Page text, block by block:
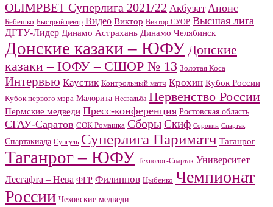
OLIMPBET Суперлига 2021/22 Акбузат Анонс
Бебешко Быстрый центр Видео Виктор Виктор-СУОР Высшая лига
ДГТУ-Лидер Динамо Астрахань Динамо Челябинск
Донские казаки – ЮФУДонские
казаки – ЮФУ – СШОР № 13 Золотая Коса
Интервью Каустик Контрольный матч Крохин Кубок России
Кубок первого мэра Малорита Несвадьба Первенство России
Пермские медведи Пресс-конференция Ростовская область
СГАУ-Саратов СОК Ромашка СборыСкиф Сорокин Спартак
Спартакиада Сунгуль Суперлига Париматч Таганрог
Таганрог – ЮФУ Технолог-Спартак Университет
Лесгафта – Нева ФГР Филиппов Цыбенко Чемпионат
России Чеховские медведи